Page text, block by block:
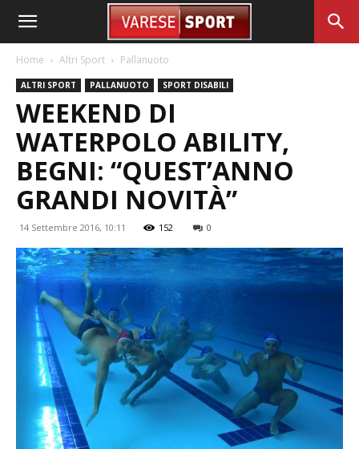
Home Altri Sport Pallanuoto
ALTRI SPORT PALLANUOTO SPORT DISABILI
WEEKEND DI
WATERPOLO ABILITY,
BEGNI: “QUEST’ANNO
GRANDI NOVITÀ”
14 Settembre 2016, 10:11 152 0